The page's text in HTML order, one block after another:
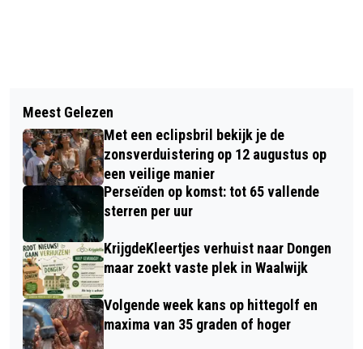
ABONNEER JE OP DE NIEUWSBRIEF
VAN POPPY'S
DOMINANT VV DONGEN HAD MEER
VERDIEND DAN 1 PUNT
Meest Gelezen
Met een eclipsbril bekijk je de
zonsverduistering op 12 augustus op
een veilige manier
Perseïden op komst: tot 65 vallende
sterren per uur
KrijgdeKleertjes verhuist naar Dongen
maar zoekt vaste plek in Waalwijk
Volgende week kans op hittegolf en
maxima van 35 graden of hoger